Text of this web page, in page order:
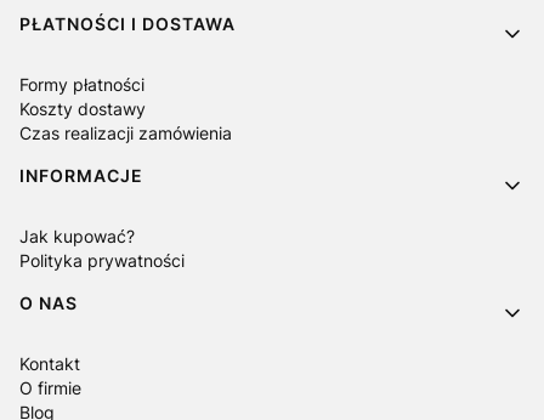
PŁATNOŚCI I DOSTAWA
Formy płatności
Koszty dostawy
Czas realizacji zamówienia
INFORMACJE
Jak kupować?
Polityka prywatności
O NAS
Kontakt
O firmie
Blog